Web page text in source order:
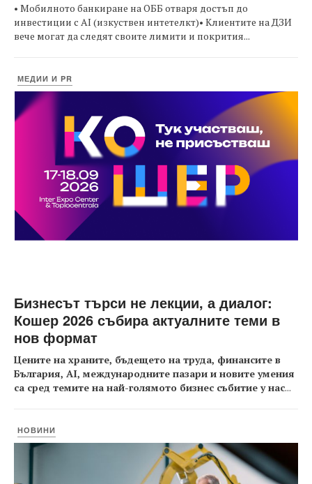
• Мобилното банкиране на ОББ отваря достъп до
инвестиции с AI (изкуствен интетелкт)• Клиентите на ДЗИ
вече могат да следят своите лимити и покрития...
МЕДИИ И PR
Бизнесът търси не лекции, а диалог:
Кошер 2026 събира актуалните теми в
нов формат
Цените на храните, бъдещето на труда, финансите в
България, AI, международните пазари и новите умения
са сред темите на най-голямото бизнес събитие у нас...
НОВИНИ